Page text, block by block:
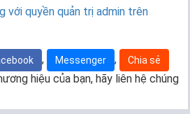
với quyền quản trị admin trên
, Messenger , Chia sẻ
hiệu của bạn, hãy liên hệ chúng